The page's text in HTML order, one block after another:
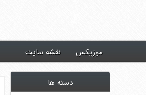
موزیکس نقشه سایت
دسته ها